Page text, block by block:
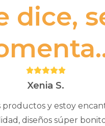
dice,
Puntuación:
5Xenia S.
productos y estoy
diseños súper